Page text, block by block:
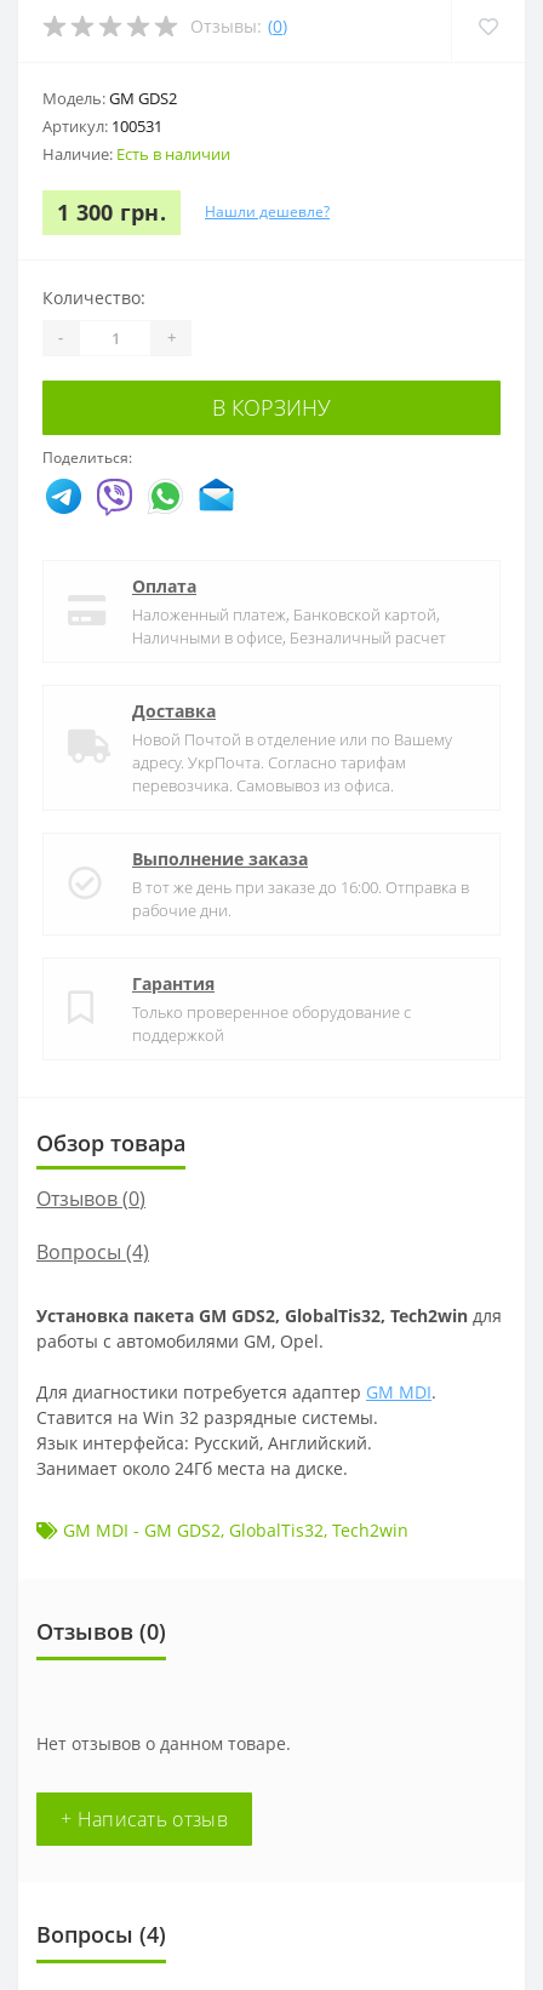
Отзывы: (0)
Модель:GM GDS2
Артикул: 100531
Наличие: Есть в наличии
1 300 грн. Нашли дешевле?
Количество:
- +
В КОРЗИНУ
Поделиться:
Оплата
Наложенный платеж, Банковской картой,
Наличными в офисе, Безналичный расчет
Доставка
Новой Почтой в отделение или по Вашему
адресу. УкрПочта. Согласно тарифам
перевозчика. Самовывоз из офиса.
Выполнение заказа
В тот же день при заказе до 16:00. Отправка в
рабочие дни.
Гарантия
Только проверенное оборудование с
поддержкой
Обзор товара
Отзывов (0)
Вопросы (4)
Установка пакета GM GDS2, GlobalTis32, Tech2win для
работы с автомобилями GM, Opel.
Для диагностики потребуется адаптер GM MDI.
Ставится на Win 32 разрядные системы.
Язык интерфейса: Русский, Английский.
Занимает около 24Гб места на диске.
GM MDI - GM GDS2, GlobalTis32, Tech2win
Отзывов (0)
Нет отзывов о данном товаре.
+ Написать отзыв
Вопросы (4)